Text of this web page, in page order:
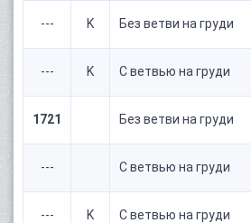
--- K Без ветви на груди
--- K С ветвью на груди
1721 Без ветви на груди
--- C ветвью на груди
--- K С ветвью на груди